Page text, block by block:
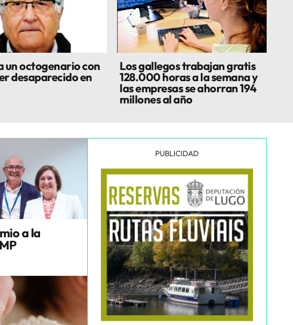
un octogenario con
desaparecido en
Los gallegos trabajan gratis
128.000 horas a la semana y
las empresas se ahorran 194
millones al año
a la
PUBLICIDAD